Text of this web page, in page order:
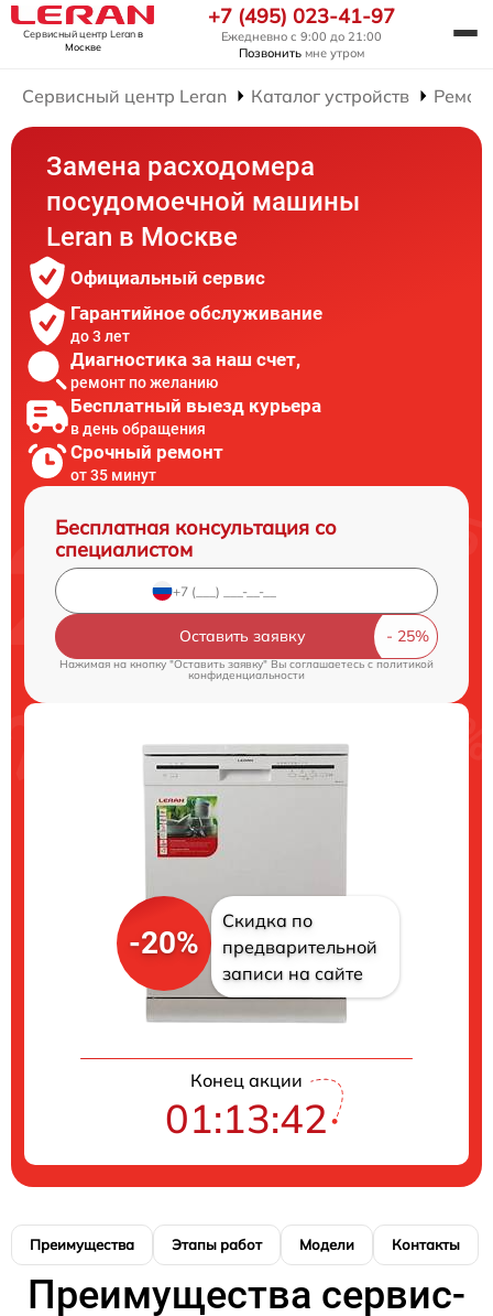
Сервисный центр Leranв
Москве
+7 (495) 023-41-97
Ежедневно с 9:00 до 21:00
Позвонить мне утром
Сервисный центр Leran Каталог устройств
Замена расходомера
посудомоечной машины
Leran в Москве
Официальный сервис
Гарантийное обслуживание
до 3 лет
Диагностика за наш счет,
ремонт по желанию
Бесплатный выезд курьера
в день обращения
Срочный ремонт
от 35 минут
Бесплатная консультация со
специалистом
Оставить заявку
Нажимая на кнопку "Оставить заявку" Вы соглашаетесь cполитикой
конфиденциальности
-20%
Скидка по
предварительной
записи на сайте
Конец акции
01:13:41
Преимущества Этапы работ Модели Контакты
Преимущества сервис-